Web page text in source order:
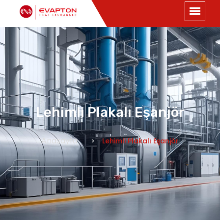
Lehimli Plakalı Eşanjör
Anasayfa Lehimli Plakalı Eşanjör